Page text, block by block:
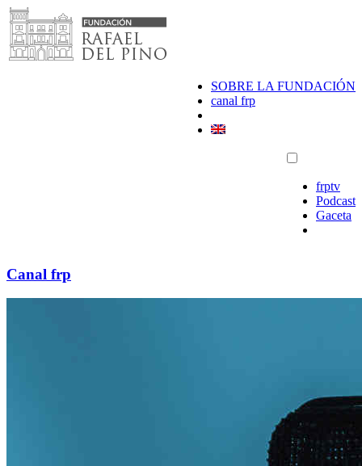
Saltar
al
contenido
SOBRE LA FUNDACIÓN
canal frp
frptv
Podcast
Gaceta
Canal frp